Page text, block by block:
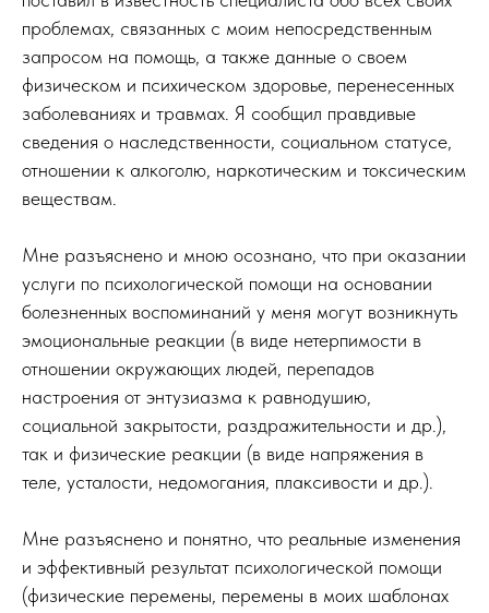
проблемах, связанных с моим непосредственным
запросом на помощь, а также данные о своем
физическом и психическом здоровье, перенесенных
заболеваниях и травмах. Я сообщил правдивые
сведения о наследственности, социальном статусе,
отношении к алкоголю, наркотическим и токсическим
веществам.
Мне разъяснено и мною осознано, что при оказании
услуги по психологической помощи на основании
болезненных воспоминаний у меня могут возникнуть
эмоциональные реакции (в виде нетерпимости в
отношении окружающих людей, перепадов
настроения от энтузиазма к равнодушию,
социальной закрытости, раздражительности и др.),
так и физические реакции (в виде напряжения в
теле, усталости, недомогания, плаксивости и др.).
Мне разъяснено и понятно, что реальные изменения
и эффективный результат психологической помощи
(физические перемены, перемены в моих шаблонах